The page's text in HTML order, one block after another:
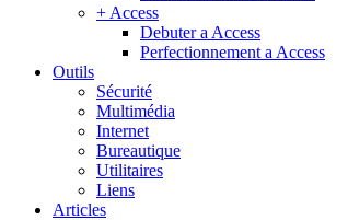
+ Access
Debuter a Access
Perfectionnement a Access
Outils
Sécurité
Multimédia
Internet
Bureautique
Utilitaires
Liens
Articles